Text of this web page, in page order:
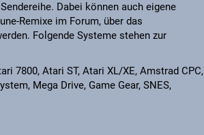
Dabei können auch eigene
Remixe im Forum, über das
Folgende Systeme stehen zur
7800, Atari ST, Atari XL/XE, Amstrad CPC,
Mega Drive, Game Gear, SNES,